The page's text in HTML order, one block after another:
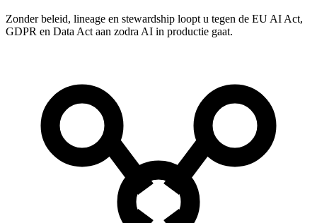
Zonder beleid, lineage en stewardship loopt u tegen de EU AI Act,
GDPR en Data Act aan zodra AI in productie gaat.